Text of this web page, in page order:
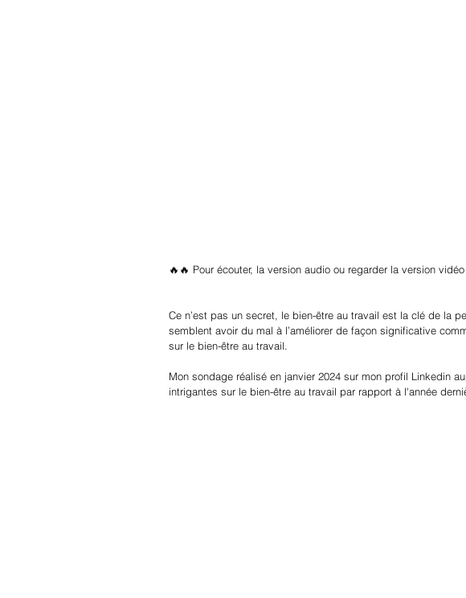
🔥🔥 Pour écouter, la version audio ou regarder la version
Ce n’est pas un secret, le bien-être au travail est la clé de la
semblent avoir du mal à l’améliorer de façon significative
sur le bien-être au travail.
Mon sondage réalisé en janvier 2024 sur mon profil Linkedin
intrigantes sur le bien-être au travail par rapport à l'année